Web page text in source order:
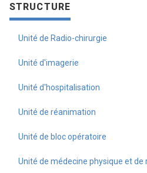
STRUCTURE
Unité de Radio-chirurgie
Unité d'imagerie
Unité d'hospitalisation
Unité de réanimation
Unité de bloc opératoire
Unité de médecine physique et de